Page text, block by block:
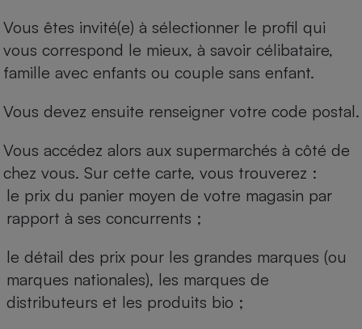
Vous êtes invité(e) à sélectionner le profil qui
vous correspond le mieux, à savoir célibataire,
famille avec enfants ou couple sans enfant.
Vous devez ensuite renseigner votre code postal.
Vous accédez alors aux supermarchés à côté de
chez vous. Sur cette carte, vous trouverez :
le prix du panier moyen de votre magasin par
rapport à ses concurrents ;
le détail des prix pour les grandes marques (ou
marques nationales), les marques de
distributeurs et les produits bio ;